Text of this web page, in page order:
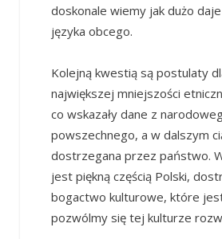
doskonale wiemy jak dużo
języka obcego.
Kolejną kwestią są postulaty
największej mniejszości
co wskazały dane z
powszechnego, a w dalszym
dostrzegana przez państwo.
jest piękną częścią Polski,
bogactwo kulturowe, które
pozwólmy się tej kulturze